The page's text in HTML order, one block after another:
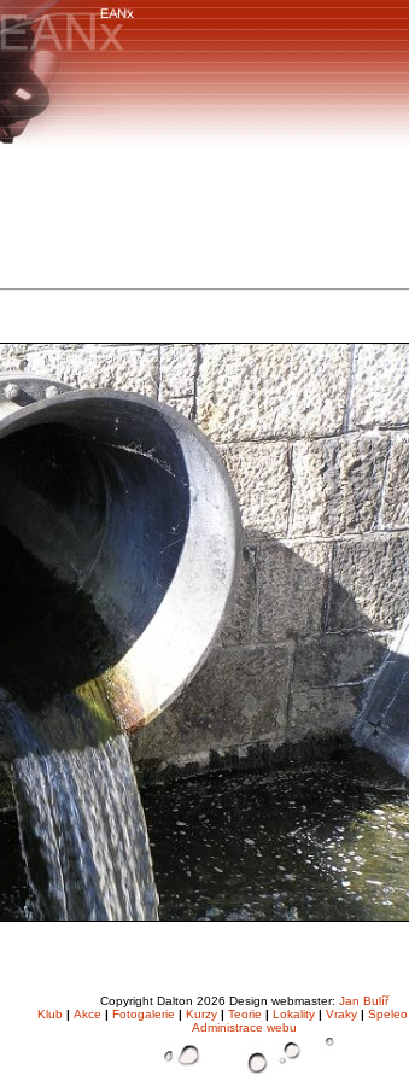
Copyright Dalton 2026 Design webmaster: Jan Bulíř
Klub | Akce | Fotogalerie | Kurzy | Teorie | Lokality | Vraky | Speleo
Administrace webu